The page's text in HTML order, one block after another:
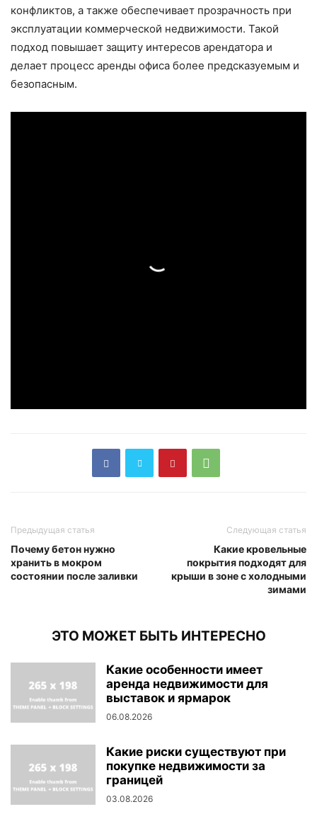
конфликтов, а также обеспечивает прозрачность при
эксплуатации коммерческой недвижимости. Такой
подход повышает защиту интересов арендатора и
делает процесс аренды офиса более предсказуемым и
безопасным.
Предыдущая статья
Почему бетон нужно
хранить в мокром
состоянии после заливки
Следующая статья
Какие кровельные
покрытия подходят для
крыши в зоне с холодными
зимами
ЭТО МОЖЕТ БЫТЬ ИНТЕРЕСНО
Какие особенности имеет
аренда недвижимости для
выставок и ярмарок
06.08.2026
Какие риски существуют при
покупке недвижимости за
границей
03.08.2026